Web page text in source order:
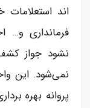
اند
فرمانداری و…
نشود جواز
نمی‌شود. این
پروانه بهره